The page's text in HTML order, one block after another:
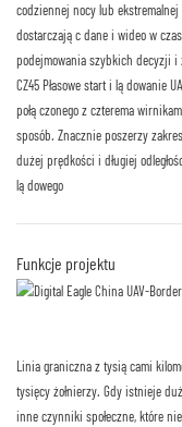
codziennej nocy lub
dostarczając dane i wideo w
podejmowania szybkich decyzji i
CZ45 Płasowe start i lądowanie
połączonego z czterema
sposób. Znacznie poszerzy
dużej prędkości i długiej
lądowego
Funkcje projektu
Linia graniczna z tysiącami
tysięcy żołnierzy. Gdy istnieje
inne czynniki społeczne, które